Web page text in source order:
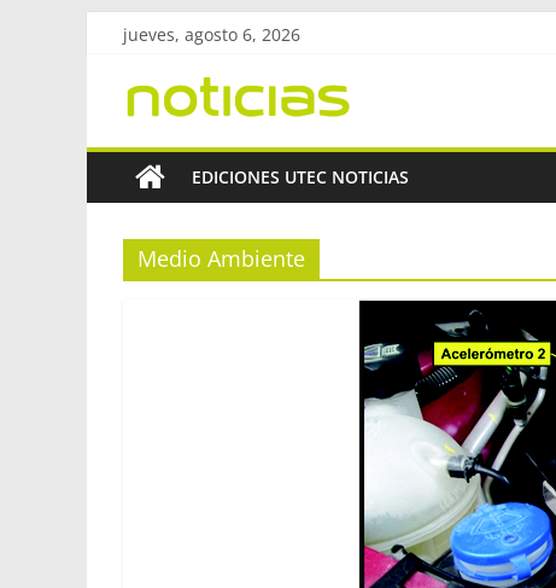
Saltar
contenido
jueves, agosto 6, 2026
Revista
UtecNoticias
Regional
Bahía
EDICIONES UTEC NOTICIAS
Medio Ambiente